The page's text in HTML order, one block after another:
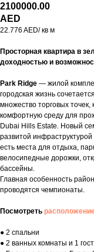
2100000.00
AED
22.776 AED/ кв м
Просторная квартира в
доходностью и
Park Ridge — жилой
городская жизнь
множество торговых
комфортную среду для
Dubai Hills Estate. Новый
развитой
есть места для отдыха,
велосипедные дорожки,
бассейны.
Главная особенность
проводятся чемпионаты.
Посмотреть
● 2 спальни
● 2 ванных комнаты и 1